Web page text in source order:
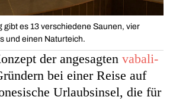
gibt es 13 verschiedene Saunen, vier
und einen Naturteich.
der angesagten vabali-
bei einer Reise auf
Urlaubsinsel, die für